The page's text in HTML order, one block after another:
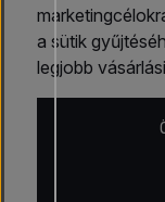
viseléshezideális
energiája teljesen
titokzatosság
Értékelések
Tudj meg többet
a sütik
legjobb